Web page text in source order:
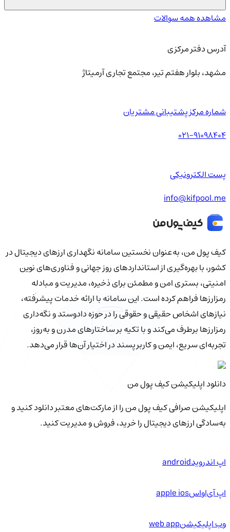
مشاهده همه سوالات
آدرس دفتر مرکزی
مشهد، بلوار هفتم تیر، مجتمع تجاری آرمیتاژ
شماره مرکز پشتیبانی مشتریان
021-91098404
پست الکترونیکی
info@kifpool.me
کیف‌ پول من، به‌عنوان نخستین سامانه نگهداری ارزهای دیجیتال در
کشور، با بهره‌گیری از استانداردهای روز جهانی و فناوری‌های نوین
امنیتی، بستری امن و مطمئن برای ذخیره، مدیریت و مبادله
رمزارزها فراهم کرده است. این سامانه با ارائه خدمات پیشرفته،
نیازهای اشخاص حقیقی و حقوقی را در حوزه دادوستد و نگه‌داری
رمزارزها برطرف می‌کند و با تکیه بر ساختارهای مدرن و به‌روز،
تجربه‌ای سریع، ایمن و کاربرپسند در اختیار آن‌ها قرار می‌دهد.
دانلود اپلیکیشن کیف‌ پول من
اپلیکیشن صرافی کیف پول من را از مارکت‌های معتبر دانلود کنید و
به‌سادگی ارزهای دیجیتال را خرید، فروش و مدیریت کنید.
اپ اندرویدandroid
اپ آی‌او‌اسapple ios
وب اپلیکیشنweb app